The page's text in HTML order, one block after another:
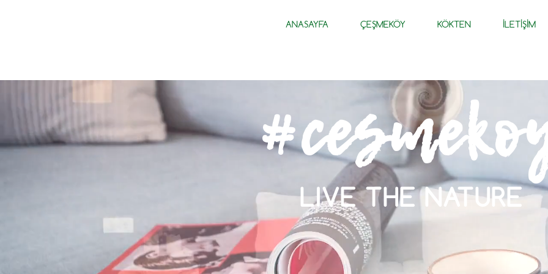
ANASAYFA ÇEŞMEKÖY KÖKTEN İLETİŞİM
LIVE THE NATURE